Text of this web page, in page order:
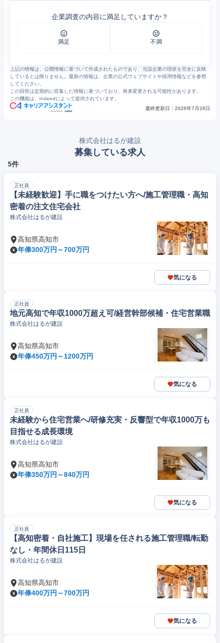
企業調査の内容に満足していますか？
満足 不満
上記の情報は、公開情報に基づいて作成されたものであり、当該企業の現状を完全に反映
しているとは限りません。最新の情報は、企業の公式ウェブサイトや採用情報などを参照
してください。
この回答は定期的に収集した情報に基づいており、将来変更される可能性があります。
この機能は、Indeedによって提供されています。
最終更新日： 2026年7月28日
株式会社はるが建設
募集している求人
5件
正社員
【未経験歓迎】手に職をつけたい方へ/施工管理職・高知
密着の注文住宅会社
株式会社はるが建設
高知県高知市
年俸300万円～700万円
気になる
正社員
地元高知で年収1000万超え可/経営幹部候補・住宅営業職
株式会社はるが建設
高知県高知市
年俸450万円～1200万円
気になる
正社員
未経験から住宅営業へ/研修充実・反響型で年収1000万も
目指せる成長環境
株式会社はるが建設
高知県高知市
年俸350万円～840万円
気になる
正社員
【高知密着・自社施工】現場を任される施工管理職/転勤
なし・年間休日115日
株式会社はるが建設
高知県高知市
年俸400万円～700万円
気になる